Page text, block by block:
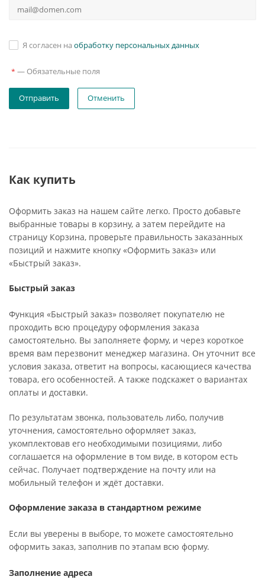
Я согласен на обработку персональных данных
* — Обязательные поля
Отменить
Как купить
Оформить заказ на нашем сайте легко. Просто добавьте
выбранные товары в корзину, а затем перейдите на
страницу Корзина, проверьте правильность заказанных
позиций и нажмите кнопку «Оформить заказ» или
«Быстрый заказ».
Быстрый заказ
Функция «Быстрый заказ» позволяет покупателю не
проходить всю процедуру оформления заказа
самостоятельно. Вы заполняете форму, и через короткое
время вам перезвонит менеджер магазина. Он уточнит все
условия заказа, ответит на вопросы, касающиеся качества
товара, его особенностей. А также подскажет о вариантах
оплаты и доставки.
По результатам звонка, пользователь либо, получив
уточнения, самостоятельно оформляет заказ,
укомплектовав его необходимыми позициями, либо
соглашается на оформление в том виде, в котором есть
сейчас. Получает подтверждение на почту или на
мобильный телефон и ждёт доставки.
Оформление заказа в стандартном режиме
Если вы уверены в выборе, то можете самостоятельно
оформить заказ, заполнив по этапам всю форму.
Заполнение адреса